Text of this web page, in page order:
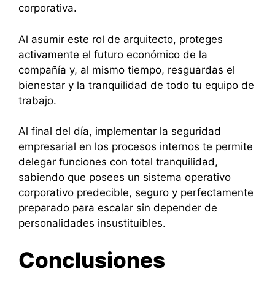
corporativa.
Al asumir este rol de arquitecto, proteges
activamente el futuro económico de la
compañía y, al mismo tiempo, resguardas el
bienestar y la tranquilidad de todo tu equipo de
trabajo.
Al final del día, implementar la seguridad
empresarial en los procesos internos te permite
delegar funciones con total tranquilidad,
sabiendo que posees un sistema operativo
corporativo predecible, seguro y perfectamente
preparado para escalar sin depender de
personalidades insustituibles.
Conclusiones